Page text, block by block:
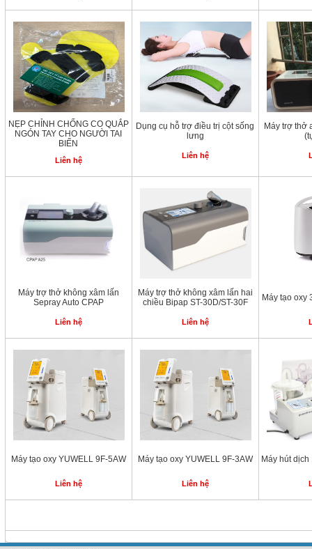
NẸP CHỈNH CHỐNG CO QUẮP
NGÓN TAY CHO NGƯỜI TAI
BIẾN
Liên hệ
Dụng cụ hỗ trợ điều trị cột sống
lưng
Liên hệ
Máy trợ thở
Máy trợ thở không xâm lấn
Sepray Auto CPAP
Liên hệ
Máy trợ thở không xâm lấn hai
chiều Bipap ST-30D/ST-30F
Liên hệ
Máy tạo oxy
Máy tạo oxy YUWELL 9F-5AW
Liên hệ
Máy tạo oxy YUWELL 9F-3AW
Liên hệ
Máy hút